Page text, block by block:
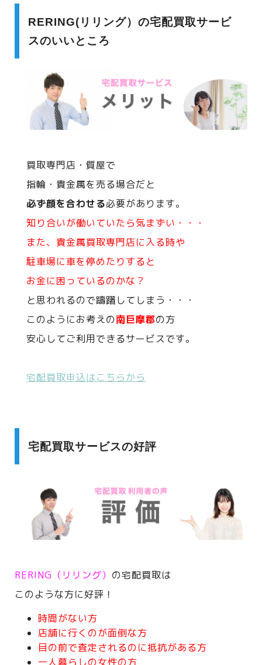
RERING(リリング）の宅配買取サービ
スのいいところ
買取専門店・質屋で
指輪・貴金属を売る場合だと
必ず顔を合わせる必要があります。
知り合いが働いていたら気まずい・・・
また、貴金属買取専門店に入る時や
駐車場に車を停めたりすると
お金に困っているのかな？
と思われるので躊躇してしまう・・・
このようにお考えの南巨摩郡の方
安心してご利用できるサービスです。
宅配買取申込はこちらから
宅配買取サービスの好評
RERING（リリング） の宅配買取は
このような方に好評！
時間がない方
店舗に行くのが面倒な方
目の前で査定されるのに抵抗がある方
一人暮らしの女性の方